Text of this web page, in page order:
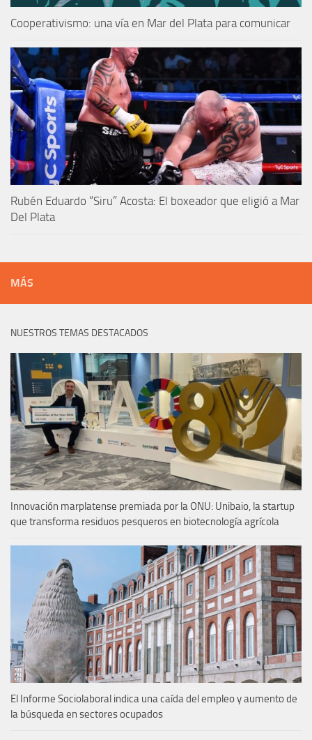
Cooperativismo: una vía en Mar del Plata para comunicar
Rubén Eduardo “Siru” Acosta: El boxeador que eligió a Mar
Del Plata
MÁS
NUESTROS TEMAS DESTACADOS
Innovación marplatense premiada por la ONU: Unibaio, la startup
que transforma residuos pesqueros en biotecnología agrícola
El Informe Sociolaboral indica una caída del empleo y aumento de
la búsqueda en sectores ocupados